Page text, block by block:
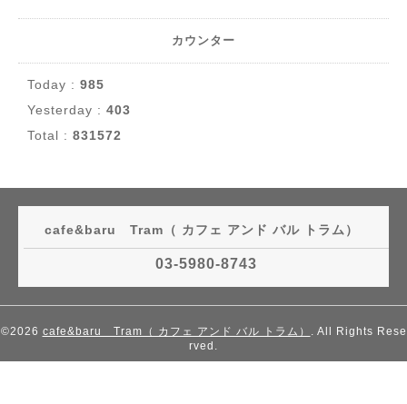
カウンター
Today : 985
Yesterday : 403
Total : 831572
cafe&baru Tram（ カフェ アンド バル トラム）
03-5980-8743
©2026 cafe&baru Tram（ カフェ アンド バル トラム）
. All Rights Rese
rved.